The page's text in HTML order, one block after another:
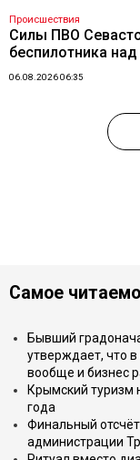
Происшествия
Силы ПВО
беспилотника
06.08.2026 06:35
Самое
Бывший
утверждает, что
вообще и бизнес
Крымский туризм
года
Финальный
администрации